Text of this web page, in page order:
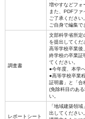
増やすなどフォ
また、PDFフ
ご了承ください。
ご自身で編集で
調査書
文部科学省所定
を提出してくだ
高等学校卒業後
終学校の卒業証
てください。
●今年度、本学
●高等学校卒業
証明書」と「合
(免除科目のあ
い。
レポートシート
「地域建築領
出してください。